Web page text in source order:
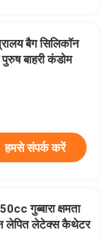
बैग सिलिकॉन
बाहरी कंडोम
हमसे संपर्क करें
गुब्बारा क्षमता
लेपित लेटेक्स कैथेटर